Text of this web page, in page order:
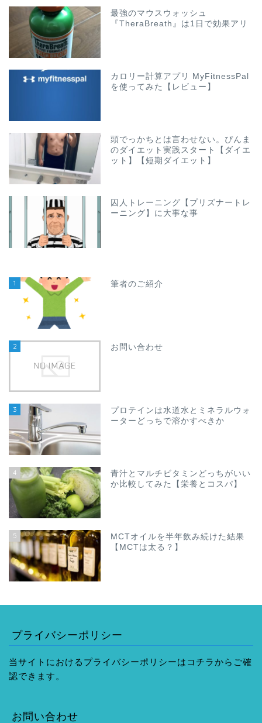
最強のマウスウォッシュ
『TheraBreath』は1日で効果アリ
カロリー計算アプリ MyFitnessPal
を使ってみた【レビュー】
頭でっかちとは言わせない。ぴんま
のダイエット実践スタート【ダイエ
ット】【短期ダイエット】
囚人トレーニング【プリズナートレ
ーニング】に大事な事
1 筆者のご紹介
2 お問い合わせ
3
プロテインは水道水とミネラルウォ
ーターどっちで溶かすべきか
4
青汁とマルチビタミンどっちがいい
か比較してみた【栄養とコスパ】
5
MCTオイルを半年飲み続けた結果
【MCTは太る？】
プライバシーポリシー
当サイトにおけるプライバシーポリシーはコチラからご確
認できます。
お問い合わせ